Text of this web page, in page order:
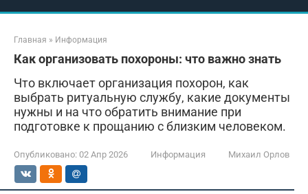
Главная » Информация
Как организовать похороны: что важно знать
Что включает организация похорон, как
выбрать ритуальную службу, какие документы
нужны и на что обратить внимание при
подготовке к прощанию с близким человеком.
Опубликовано: 02 Апр 2026 Информация Михаил Орлов